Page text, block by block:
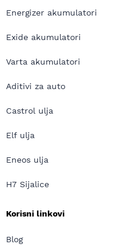
Energizer akumulatori
Exide akumulatori
Varta akumulatori
Aditivi za auto
Castrol ulja
Elf ulja
Eneos ulja
H7 Sijalice
Korisni linkovi
Blog